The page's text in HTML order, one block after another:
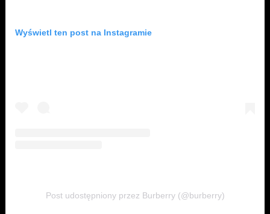
Wyświetl ten post na Instagramie
Post udostępniony przez Burberry (@burberry)